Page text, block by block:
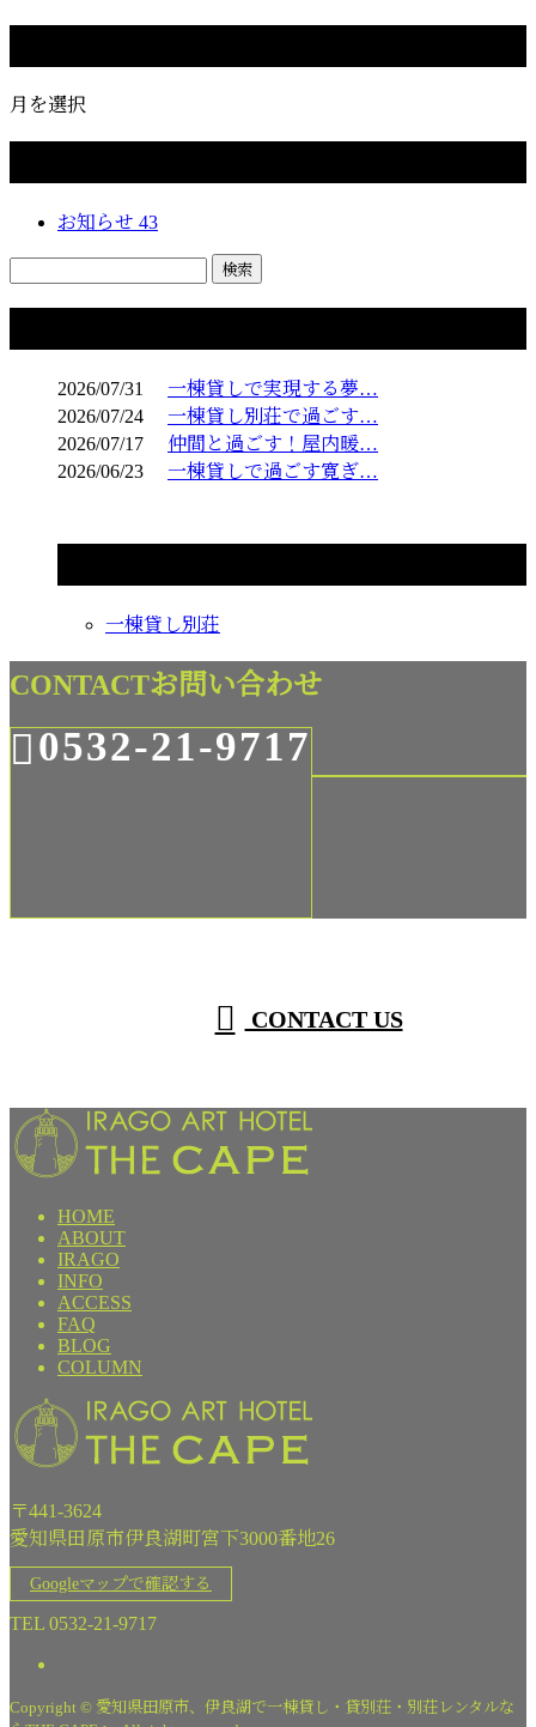
月を選択
お知らせ 43
2026/07/31
一棟貸しで実現する夢…
2026/07/24
一棟貸し別荘で過ごす…
2026/07/17
仲間と過ごす！屋内暖…
2026/06/23
一棟貸しで過ごす寛ぎ…
一棟貸し別荘
CONTACTお問い合わせ
0532-21-9717
CONTACT US
HOME
ABOUT
IRAGO
INFO
ACCESS
FAQ
BLOG
COLUMN
〒441-3624
愛知県田原市伊良湖町宮下3000番地26
Googleマップで確認する
TEL 0532-21-9717
Copyright © 愛知県田原市、伊良湖で一棟貸し・貸別荘・別荘レンタルな